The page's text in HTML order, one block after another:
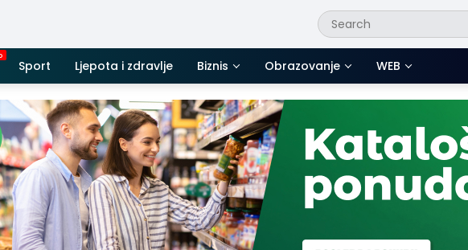
Sport Ljepota i zdravlje Biznis Obrazovanje WEB